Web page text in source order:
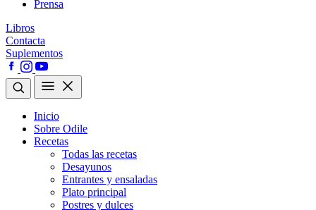
Prensa
Libros
Contacta
Suplementos
Inicio
Sobre Odile
Recetas
Todas las recetas
Desayunos
Entrantes y ensaladas
Plato principal
Postres y dulces